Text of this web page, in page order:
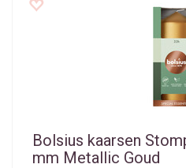
Bolsius kaarsen
mm Metallic Goud